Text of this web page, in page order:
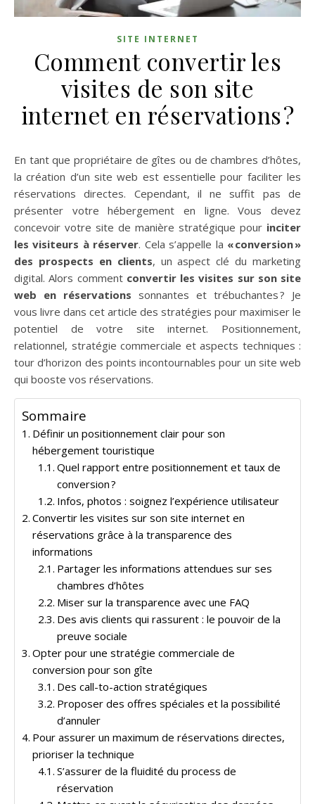
SITE INTERNET
Comment convertir les
visites de son site
internet en réservations ?
En tant que propriétaire de gîtes ou de chambres d’hôtes,
la création d’un site web est essentielle pour faciliter les
réservations directes. Cependant, il ne suffit pas de
présenter votre hébergement en ligne. Vous devez
concevoir votre site de manière stratégique pour inciter
les visiteurs à réserver. Cela s’appelle la « conversion »
des prospects en clients, un aspect clé du marketing
digital. Alors comment convertir les visites sur son site
web en réservations sonnantes et trébuchantes ? Je
vous livre dans cet article des stratégies pour maximiser le
potentiel de votre site internet. Positionnement,
relationnel, stratégie commerciale et aspects techniques :
tour d’horizon des points incontournables pour un site web
qui booste vos réservations.
Sommaire
Définir un positionnement clair pour son
hébergement touristique
Quel rapport entre positionnement et taux de
conversion ?
Infos, photos : soignez l’expérience utilisateur
Convertir les visites sur son site internet en
réservations grâce à la transparence des
informations
Partager les informations attendues sur ses
chambres d’hôtes
Miser sur la transparence avec une FAQ
Des avis clients qui rassurent : le pouvoir de la
preuve sociale
Opter pour une stratégie commerciale de
conversion pour son gîte
Des call-to-action stratégiques
Proposer des offres spéciales et la possibilité
d’annuler
Pour assurer un maximum de réservations directes,
prioriser la technique
S’assurer de la fluidité du process de
réservation